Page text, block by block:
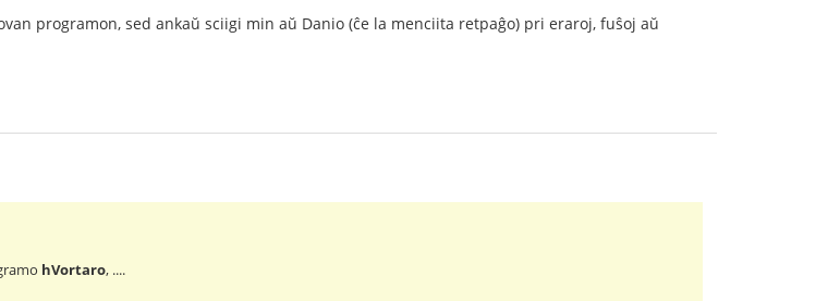
programon, sed ankaŭ sciigi min aŭ Danio (ĉe la menciita retpaĝo) pri eraroj, fuŝoj aŭ
hVortaro, ....